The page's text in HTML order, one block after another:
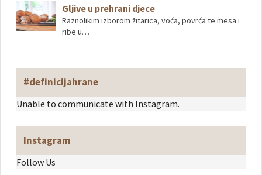
Gljive u prehrani djece
Raznolikim izborom žitarica, voća, povrća te mesa i
ribe u…
#definicijahrane
Unable to communicate with Instagram.
Instagram
Follow Us